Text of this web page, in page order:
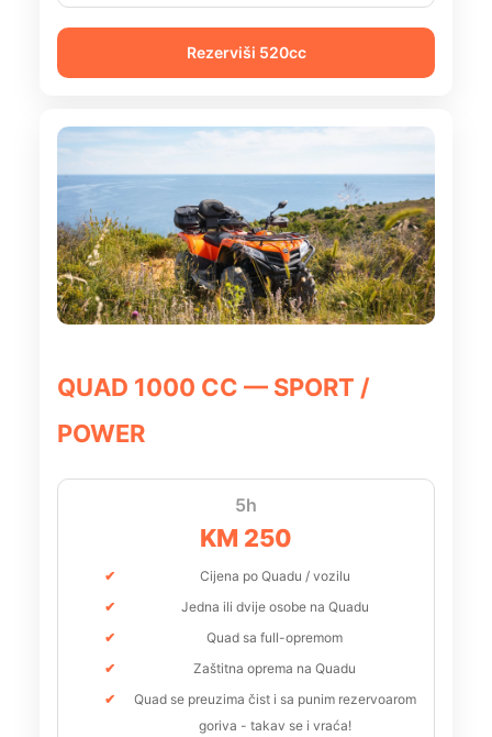
Rezerviši 520cc
QUAD 1000 CC — SPORT /
POWER
5h
KM 250
Cijena po Quadu / vozilu
Jedna ili dvije osobe na Quadu
Quad sa full-opremom
Zaštitna oprema na Quadu
Quad se preuzima čist i sa punim rezervoarom
goriva - takav se i vraća!